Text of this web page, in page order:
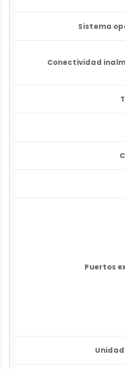
Sistema
Conectividad
Puertos